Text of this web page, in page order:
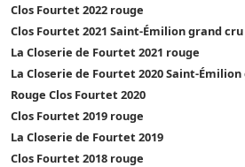
Clos Fourtet 2022 rouge
Clos Fourtet 2021 Saint-Émilion grand cru
La Closerie de Fourtet 2021 rouge
La Closerie de Fourtet 2020 Saint-
Rouge Clos Fourtet 2020
Clos Fourtet 2019 rouge
La Closerie de Fourtet 2019
Clos Fourtet 2018 rouge